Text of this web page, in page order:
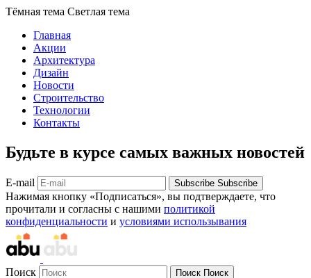
Тёмная тема Светлая тема
Главная
Акции
Архитектура
Дизайн
Новости
Строительство
Технологии
Контакты
Будьте в курсе самых важных новостей
E-mail Subscribe Subscribe
Нажимая кнопку «Подписаться», вы подтверждаете, что
прочитали и согласны с нашими политикой
конфиденциальности и условиями использывания
Поиск Поиск Поиск